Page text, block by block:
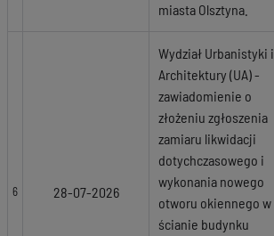
miasta Olsztyna.
6 28-07-2026
Wydział Urbanistyki i
Architektury (UA) -
zawiadomienie o
złożeniu zgłoszenia
zamiaru likwidacji
dotychczasowego i
wykonania nowego
otworu okiennego w
ścianie budynku